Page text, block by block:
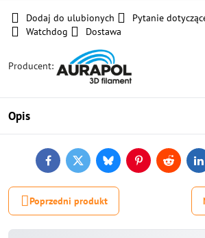
Dodaj do ulubionych
Pytanie
Watchdog
Dostawa
Producent:
Opis
FacebookTwitterBlueskyPinterestReddit
Poprzedni produkt